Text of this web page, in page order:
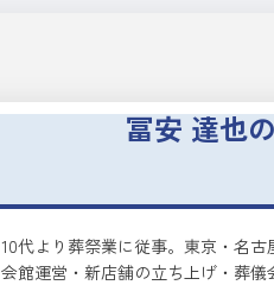
冨安 達也
10代より葬祭業に従事。東京・名
会館運営・新店舗の立ち上げ・葬